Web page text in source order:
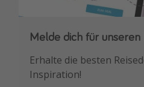
Melde dich für
Erhalte die besten
Inspiration!
Downloade unsere App
Buche die besten
Erstes.